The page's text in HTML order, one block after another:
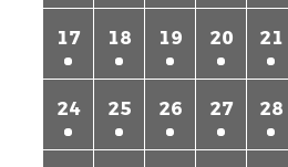
17 18 19 20 21
24 25 26 27 28